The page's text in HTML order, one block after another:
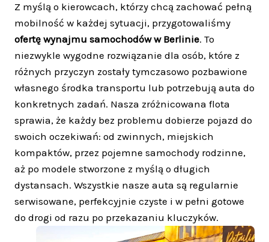
Z myślą o kierowcach, którzy chcą zachować pełną
mobilność w każdej sytuacji, przygotowaliśmy
ofertę wynajmu samochodów w Berlinie. To
niezwykle wygodne rozwiązanie dla osób, które z
różnych przyczyn zostały tymczasowo pozbawione
własnego środka transportu lub potrzebują auta do
konkretnych zadań. Nasza zróżnicowana flota
sprawia, że każdy bez problemu dobierze pojazd do
swoich oczekiwań: od zwinnych, miejskich
kompaktów, przez pojemne samochody rodzinne,
aż po modele stworzone z myślą o długich
dystansach. Wszystkie nasze auta są regularnie
serwisowane, perfekcyjnie czyste i w pełni gotowe
do drogi od razu po przekazaniu kluczyków.